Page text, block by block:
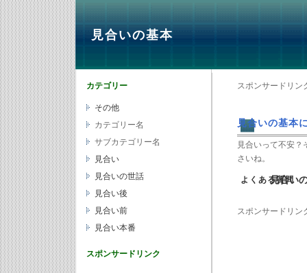
見合いの基本
スポンサードリン
見合いの基本
見合いって不安？
さいね。
見合い
よくある質問
スポンサードリン
カテゴリー
その他
カテゴリー名
サブカテゴリー名
見合い
見合いの世話
見合い後
見合い前
見合い本番
スポンサードリンク